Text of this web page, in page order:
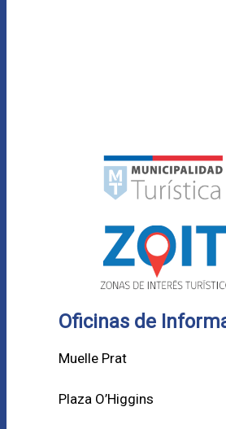
Oficinas de
Muelle Prat
Plaza O’Higgins